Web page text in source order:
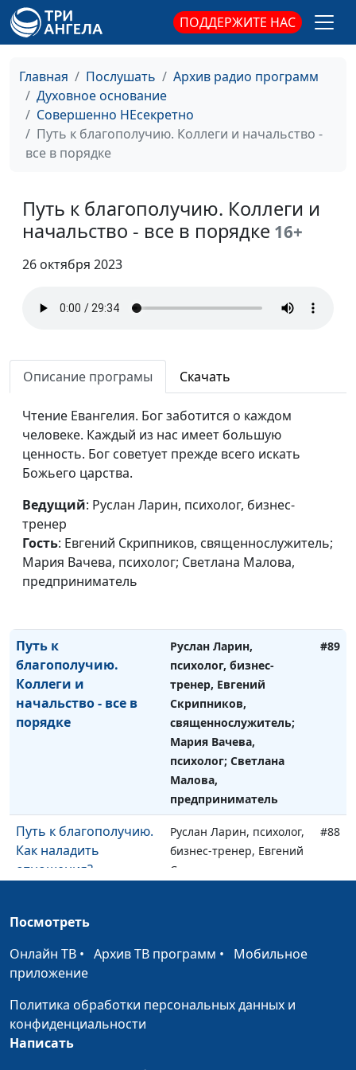
ПОДДЕРЖИТЕ НАС
Главная Послушать
Архив радио программ
Духовное основание
Совершенно НЕсекретно
Путь к благополучию. Коллеги и начальство -
все в порядке
Путь к благополучию. Коллеги и
начальство - все в порядке 16+
26 октября 2023
Описание програмы Скачать
Чтение Евангелия. Бог заботится о каждом
человеке. Каждый из нас имеет большую
ценность. Бог советует прежде всего искать
Божьего царства.
Ведущий: Руслан Ларин, психолог, бизнес-
тренер
Гость: Евгений Скрипников, священнослужитель;
Мария Вачева, психолог; Светлана Малова,
предприниматель
жизнь после утраты?
Соклаков, психолог;
Мария Вачева,
Иншакова, психолог, арт
личностного роста
Эмоциональное
здоровье. Как
мышление?
Мария Вачева,
психолог; Айгуль
Иншакова, психолог, арт
Эмоциональное
для эмоционального
Руслан Ларин, психолог,
Мария Вачева,
психолог; Айгуль
Иншакова, психолог, арт
- терапевт, тренер
личностного роста
Эмоциональное
здоровье. Чем нам
грозит
эмоциональное
истощение?
бизнес-тренер, Иван
Мария Вачева,
психолог; Айгуль
Путь к
благополучию.
Коллеги и
начальство - все в
порядке
Руслан Ларин,
психолог, бизнес-
тренер, Евгений
Скрипников,
священнослужитель;
Мария Вачева,
психолог; Светлана
Малова,
предприниматель
#89
Путь к благополучию.
Как наладить
отношения?
Руслан Ларин, психолог,
бизнес-тренер, Евгений
Скрипников,
предприниматель
#88
Путь к благополучию.
Духовность и религия:
одно и то же?
бизнес-тренер, Евгений
Посмотреть
Онлайн ТВ • Архив ТВ программ • Мобильное
приложение
Политика обработки персональных данных и
конфиденциальности
Написать